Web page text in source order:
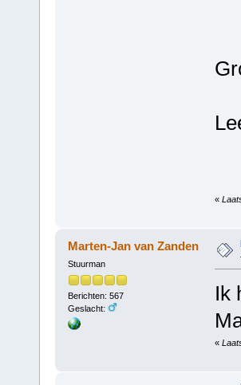
«
Marten-Jan van Zanden
Stuurman
Berichten: 567
Geslacht:
Ik
«